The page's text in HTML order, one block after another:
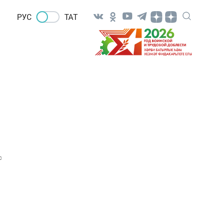
РУС ТАТ